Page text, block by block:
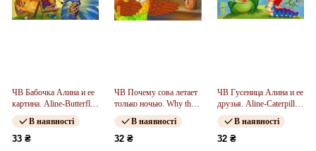
ЧВ Бабочка Алина и ее
картина. Aline-Butterfly
and Her Picture
В наявності
33 ₴
ЧВ Почему сова летает
только ночью. Why the
owl flies only by night
В наявності
32 ₴
ЧВ Гусеница Алина и ее
друзья. Aline-Caterpillar
and Her Friends
В наявності
32 ₴